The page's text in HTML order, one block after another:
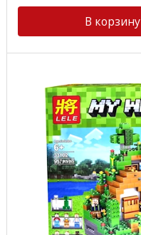
В корзину